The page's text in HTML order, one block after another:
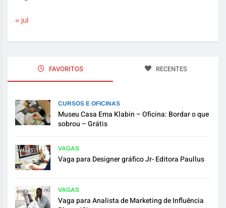
« jul
FAVORITOS RECENTES
CURSOS E OFICINAS
Museu Casa Ema Klabin – Oficina: Bordar o que
sobrou – Grátis
VAGAS
Vaga para Designer gráfico Jr- Editora Paullus
VAGAS
Vaga para Analista de Marketing de Influência